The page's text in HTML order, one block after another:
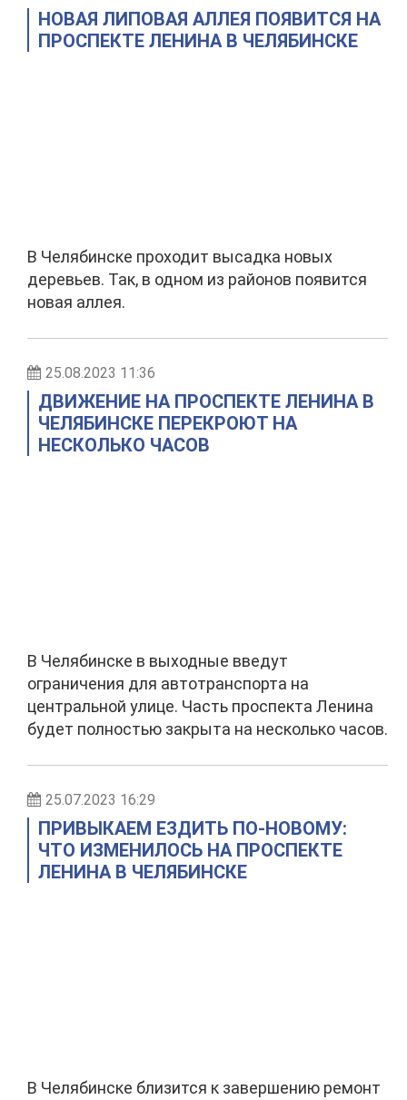
НОВАЯ ЛИПОВАЯ АЛЛЕЯ ПОЯВИТСЯ НА
ПРОСПЕКТЕ ЛЕНИНА В ЧЕЛЯБИНСКЕ
В Челябинске проходит высадка новых
деревьев. Так, в одном из районов появится
новая аллея.
25.08.2023 11:36
ДВИЖЕНИЕ НА ПРОСПЕКТЕ ЛЕНИНА В
ЧЕЛЯБИНСКЕ ПЕРЕКРОЮТ НА
НЕСКОЛЬКО ЧАСОВ
В Челябинске в выходные введут
ограничения для автотранспорта на
центральной улице. Часть проспекта Ленина
будет полностью закрыта на несколько часов.
25.07.2023 16:29
ПРИВЫКАЕМ ЕЗДИТЬ ПО-НОВОМУ:
ЧТО ИЗМЕНИЛОСЬ НА ПРОСПЕКТЕ
ЛЕНИНА В ЧЕЛЯБИНСКЕ
В Челябинске близится к завершению ремонт